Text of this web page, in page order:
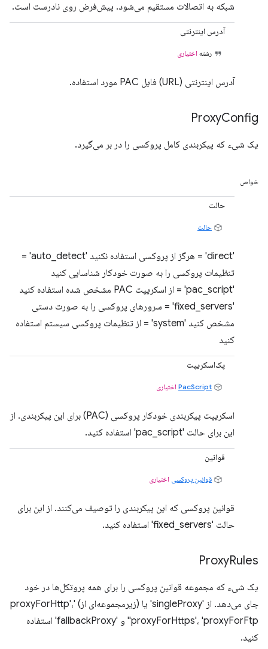
شبکه به اتصالات مستقیم می‌شود. پیش‌فرض روی نادرست است.
آدرس اینترنتی
رشته اختیاری
آدرس اینترنتی (URL) فایل PAC مورد استفاده.
ProxyConfig
یک شیء که پیکربندی کامل پروکسی را در بر می‌گیرد.
خواص
حالت
حالت
'direct' = هرگز از پروکسی استفاده نکنید 'auto_detect' =
تنظیمات پروکسی را به صورت خودکار شناسایی کنید
'pac_script' = از اسکریپت PAC مشخص شده استفاده کنید
'fixed_servers' = سرورهای پروکسی را به صورت دستی
مشخص کنید 'system' = از تنظیمات پروکسی سیستم استفاده
کنید
پک‌اسکریپت
PacScript اختیاری
اسکریپت پیکربندی خودکار پروکسی (PAC) برای این پیکربندی. از
این برای حالت 'pac_script' استفاده کنید.
قوانین
قوانین پروکسی اختیاری
قوانین پروکسی که این پیکربندی را توصیف می‌کنند. از این برای
حالت 'fixed_servers' استفاده کنید.
ProxyRules
یک شیء که مجموعه قوانین پروکسی را برای همه پروتکل‌ها در خود
جای می‌دهد. از 'singleProxy' یا (زیرمجموعه‌ای از) 'proxyForHttp'،
'proxyForHttps'، 'proxyForFtp' و 'fallbackProxy' استفاده
کنید.